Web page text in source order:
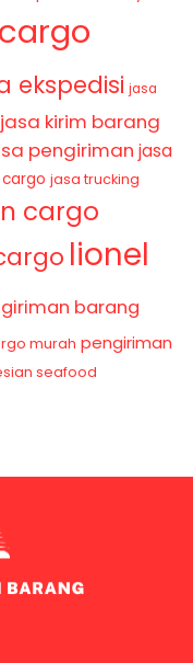
ekspedisi jasa
jasa kirim barang
pengiriman jasa
jasa trucking
cargo
lionel
barang
murah pengiriman
seafood